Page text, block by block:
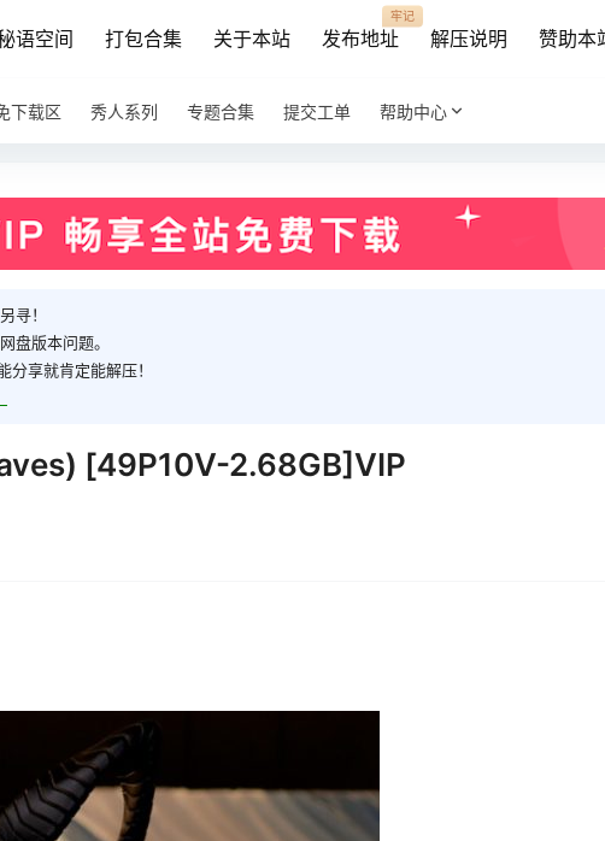
语空间 打包合集 关于本站 发布地址
牢记
解压说明 赞助本
下载区 秀人系列 专题合集 提交工单 帮助中心
寻！
盘版本问题。
分享就肯定能解压！
[49P10V-2.68GB]VIP